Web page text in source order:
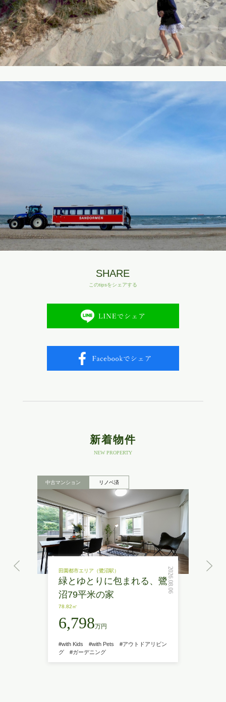
SHARE
このtipsをシェアする
新着物件
NEW PROPERTY
中古マンション リノベ済
田園都市エリア（鷺沼駅）
緑とゆとりに包まれる、鷺
沼79平米の家
78.82㎡
6,798万円
#with Kids #with Pets
#アウトドアリビン
グ
#ガーデニング
2026.08.06